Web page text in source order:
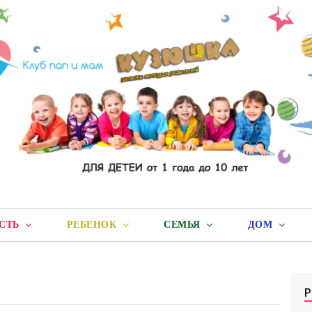
РЕБЕНОК СЕМЬЯ ДОМ